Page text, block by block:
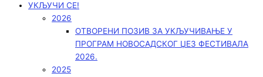
УКЉУЧИ СЕ!
2026
ОТВОРЕНИ ПОЗИВ ЗА УКЉУЧИВАЊЕ У
ПРОГРАМ НОВОСАДСКОГ ЏЕЗ ФЕСТИВАЛА
2026.
2025